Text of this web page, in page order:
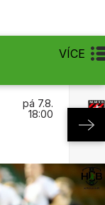
VÍCE
pá 7.8.
18:00